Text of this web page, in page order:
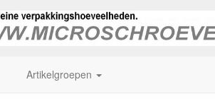
Artikelgroepen